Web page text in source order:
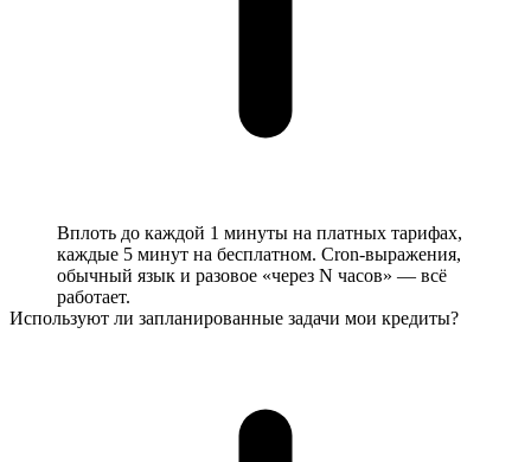
Вплоть до каждой 1 минуты на платных тарифах,
каждые 5 минут на бесплатном. Cron-выражения,
обычный язык и разовое «через N часов» — всё
работает.
Используют ли запланированные задачи мои кредиты?